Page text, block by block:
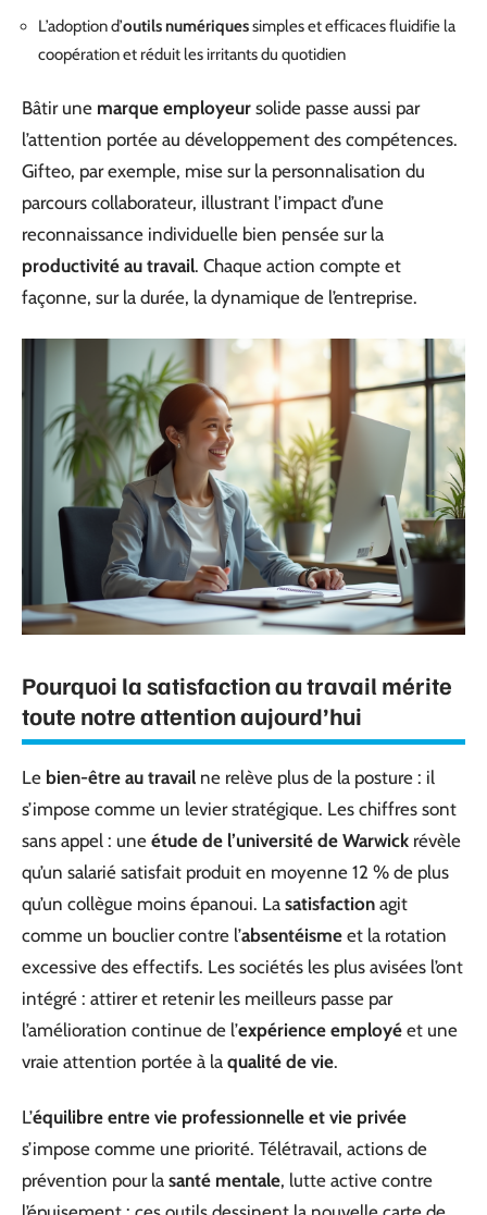
L’adoption d’outils numériquessimples et efficaces fluidifie la
coopération et réduit les irritants du quotidien
Bâtir une marque employeur solide passe aussi par
l’attention portée au développement des compétences.
Gifteo, par exemple, mise sur la personnalisation du
parcours collaborateur, illustrant l’impact d’une
reconnaissance individuelle bien pensée sur la
productivité au travail. Chaque action compte et
façonne, sur la durée, la dynamique de l’entreprise.
Pourquoi la satisfaction au travail mérite
toute notre attention aujourd’hui
Le bien-être au travail ne relève plus de la posture : il
s’impose comme un levier stratégique. Les chiffres sont
sans appel : une étude de l’université de Warwick révèle
qu’un salarié satisfait produit en moyenne 12 % de plus
qu’un collègue moins épanoui. La satisfaction agit
comme un bouclier contre l’absentéisme et la rotation
excessive des effectifs. Les sociétés les plus avisées l’ont
intégré : attirer et retenir les meilleurs passe par
l’amélioration continue de l’expérience employé et une
vraie attention portée à la qualité de vie.
L’équilibre entre vie professionnelle et vie privée
s’impose comme une priorité. Télétravail, actions de
prévention pour la santé mentale, lutte active contre